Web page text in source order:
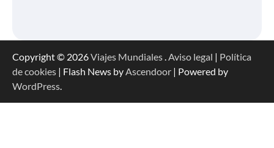
Copyright © 2026Viajes Mundiales.Aviso legal | Política
de cookies | Flash News byAscendoor | Powered by
WordPress.